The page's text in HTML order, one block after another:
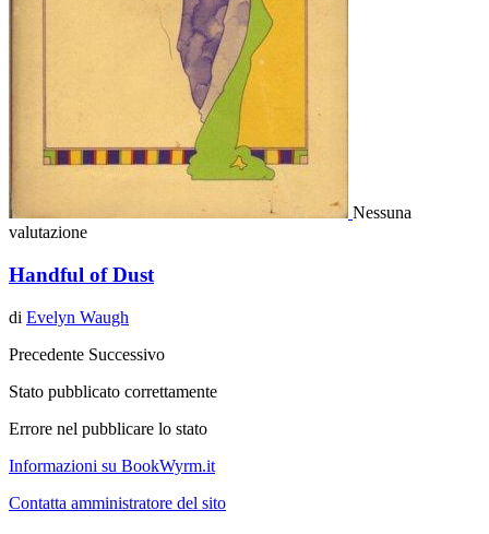
Nessuna
valutazione
Handful of Dust
di Evelyn Waugh
Precedente Successivo
Stato pubblicato correttamente
Errore nel pubblicare lo stato
Informazioni su BookWyrm.it
Contatta amministratore del sito